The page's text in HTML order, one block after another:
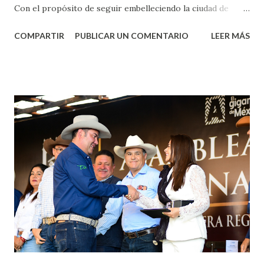
Con el propósito de seguir embelleciendo la ciudad de
municipal, Leo Montañez dio inicio al programa
Corazón Urbano y el Municipio capital. Leo Montañez
informó que en este programa se usarán cerca de 90 mil
metros cuadrados de pintura, para dar inicio en la calle
Nieto, entre Jesús F. Elizondo y la calle 22 de Octubre, con
lo que se aplicará pintura en 66 casas. Posteriormente se
llevará este programa a Villas de Nuestra Señora de la
Asunción, Avenida Alameda y Decreto 27 de Septiembre, en
los edificios FOVISSSTE Ojo de Agua, en la comunidad
Norias de Paso Hondo y en los edificios de...
COMPARTIR PUBLICAR UN COMENTARIO LEER MÁS